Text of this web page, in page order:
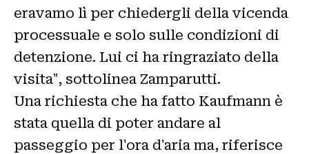
eravamo lì per chiedergli della vicenda
processuale e solo sulle condizioni di
detenzione. Lui ci ha ringraziato della
visita", sottolinea Zamparutti.
Una richiesta che ha fatto Kaufmann è
stata quella di poter andare al
passeggio per l'ora d'aria ma, riferisce